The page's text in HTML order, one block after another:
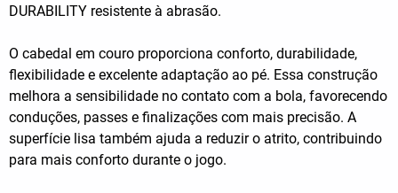
DURABILITY resistente à abrasão.
O cabedal em couro proporciona conforto, durabilidade,
flexibilidade e excelente adaptação ao pé. Essa construção
melhora a sensibilidade no contato com a bola, favorecendo
conduções, passes e finalizações com mais precisão. A
superfície lisa também ajuda a reduzir o atrito, contribuindo
para mais conforto durante o jogo.